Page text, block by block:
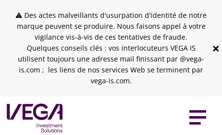
⚠ Des actes malveillants d'usurpation d'identité de notre
marque peuvent se produire. Nous faisons appel à votre
vigilance vis-à-vis de ces tentatives de fraude.
Quelques conseils clés : vos interlocuteurs VEGA IS
utilisent toujours une adresse mail finissant par @vega-
is.com ; les liens de nos services Web se terminent par
vega-is.com.
×